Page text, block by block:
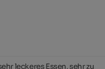
leckeres Essen, sehr zu